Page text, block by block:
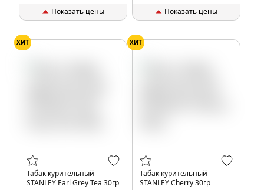
Показать цены Показать цены
ХИТ
Табак курительный
STANLEY Earl Grey Tea 30гр
ХИТ
Табак курительный
STANLEY Cherry 30гр